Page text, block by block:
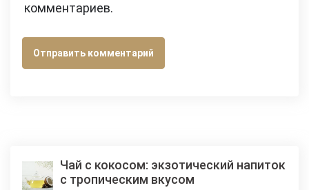
комментариев.
Чай с кокосом: экзотический напиток
с тропическим вкусом